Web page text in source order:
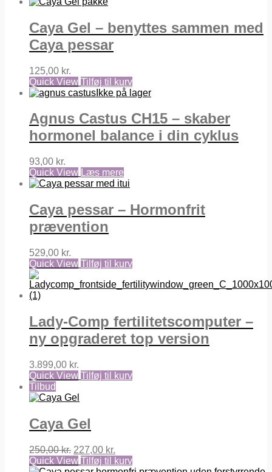
Caya Gel – benyttes sammen med
Caya pessar
125,00 kr.
Quick View Tilføj til kurv
Ikke på lager
Agnus Castus CH15 – skaber
hormonel balance i din cyklus
93,00 kr.
Quick View Læs mere
Caya pessar – Hormonfrit
prævention
529,00 kr.
Quick View Tilføj til kurv
Lady-Comp fertilitetscomputer –
ny opgraderet top version
3.899,00 kr.
Quick View Tilføj til kurv
Tilbud
Caya Gel
250,00kr. Den
oprindelige
227,00 kr.
aktuelle
Quick View Tilføj til kurv